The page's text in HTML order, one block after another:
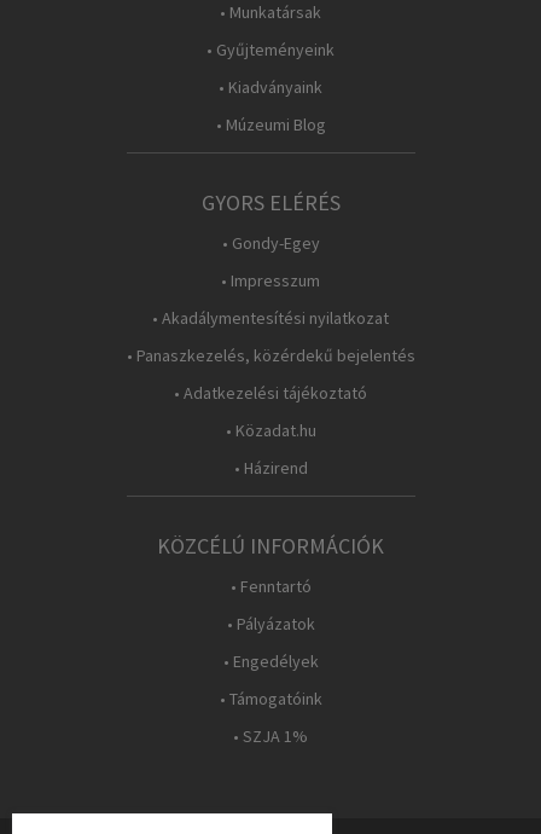
• Munkatársak
• Gyűjteményeink
• Kiadványaink
• Múzeumi Blog
GYORS ELÉRÉS
• Gondy-Egey
• Impresszum
• Akadálymentesítési nyilatkozat
• Panaszkezelés, közérdekű bejelentés
• Adatkezelési tájékoztató
• Közadat.hu
• Házirend
KÖZCÉLÚ INFORMÁCIÓK
• Fenntartó
• Pályázatok
• Engedélyek
• Támogatóink
• SZJA 1%